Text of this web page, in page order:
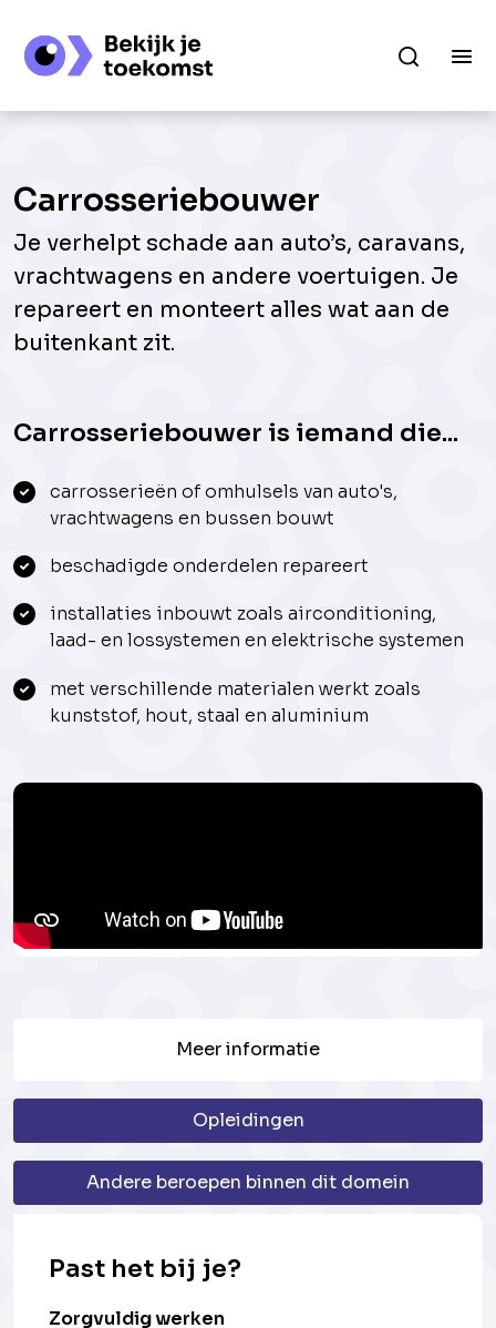
Carrosseriebouwer
Je verhelpt schade aan auto’s, caravans,
vrachtwagens en andere voertuigen. Je
repareert en monteert alles wat aan de
buitenkant zit.
Carrosseriebouwer is iemand die...
carrosserieën of omhulsels van auto's,
vrachtwagens en bussen bouwt
beschadigde onderdelen repareert
installaties inbouwt zoals airconditioning,
laad- en lossystemen en elektrische systemen
met verschillende materialen werkt zoals
kunststof, hout, staal en aluminium
Meer informatie
Opleidingen
Andere beroepen binnen dit domein
Past het bij je?
Zorgvuldig werken